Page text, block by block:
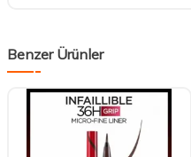
Benzer Ürünler